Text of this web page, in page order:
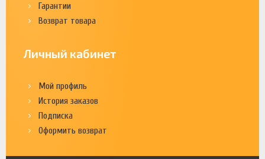
Гарантии
Возврат товара
Личный кабинет
Мой профиль
История заказов
Подписка
Оформить возврат